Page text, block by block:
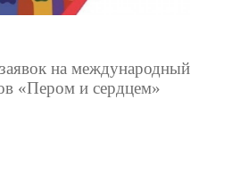
на международный
«Пером и сердцем»